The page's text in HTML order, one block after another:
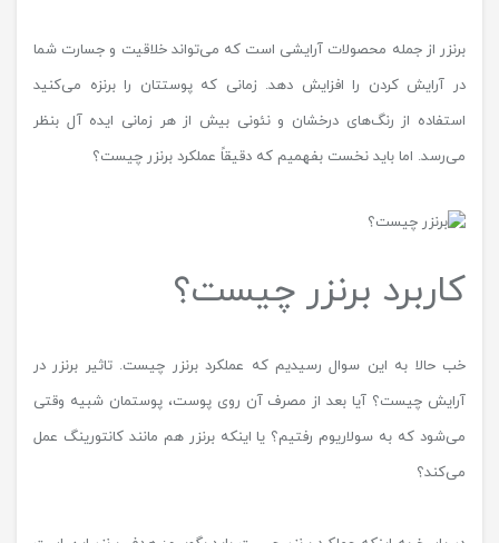
برنزر از جمله محصولات آرایشی است که می‌تواند خلاقیت و جسارت شما
در آرایش کردن را افزایش دهد. زمانی که پوستتان را برنزه می‌کنید
استفاده از رنگ‌های درخشان و نئونی بیش از هر زمانی ایده آل بنظر
می‌رسد. اما باید نخست بفهمیم که دقیقاً عملکرد برنزر چیست؟
کاربرد برنزر چیست؟
خب حالا به این سوال رسیدیم که عملکرد برنزر چیست. تاثیر برنزر در
آرایش چیست؟ آیا بعد از مصرف آن روی پوست، پوستمان شبیه وقتی
می‌شود که به سولاریوم رفتیم؟ یا اینکه برنزر هم مانند کانتورینگ عمل
می‌کند؟